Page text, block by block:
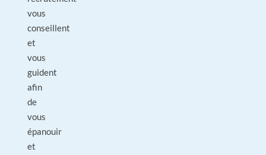
vous
conseillent
et
vous
guident
afin
de
vous
épanouir
et